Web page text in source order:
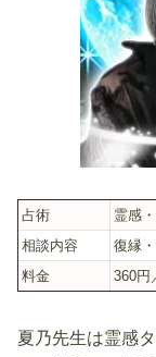
占術
霊感
相談内容
復縁
料金
360円
夏乃先生は霊感